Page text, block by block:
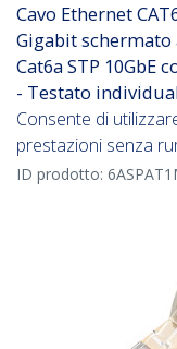
Cavo Ethernet
Gigabit schermato
Cat6a STP 10GbE
- Testato
Consente di
prestazioni senza
ID prodotto: